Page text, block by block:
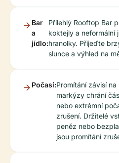
Bar
a
jídlo:
Přilehlý Rooftop Bar
koktejly a neformální
hranolky. Přijeďte
slunce a výhled na
Počasí:Promítání závisí
markýzy chrání
nebo extrémní
zrušení. Držitelé
peněz nebo
jsou promítání